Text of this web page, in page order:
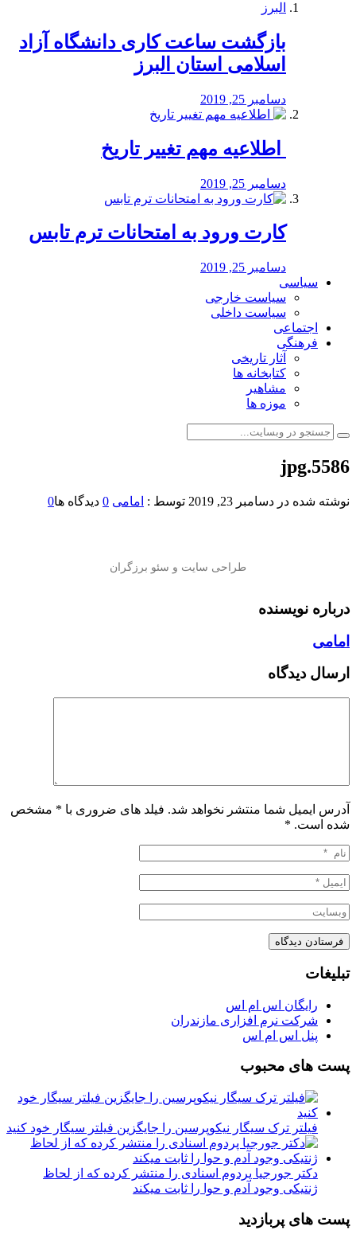
بازگشت ساعت کاری دانشگاه آزاد
اسلامی استان البرز
دسامبر 25, 2019
️ اطلاعیه مهم تغییر تاریخ
دسامبر 25, 2019
کارت ورود به امتحانات ترم تابس
دسامبر 25, 2019
سیاسی
سیاست خارجی
سیاست داخلی
اجتماعی
فرهنگی
آثار تاریخی
کتابخانه ها
مشاهیر
موزه ها
5586.jpg
نوشته شده در دسامبر 23, 2019 توسط : امامی 0 دیدگاه ها0
درباره نویسنده
امامی
ارسال دیدگاه
آدرس ایمیل شما منتشر نخواهد شد. فیلد های ضروری با * مشخص
شده است. *
تبلیغات
رایگان اس ام اس
شرکت نرم افزاری مازندران
پنل اس ام اس
پست های محبوب
فیلتر ترک سیگار نیکوپرسین را جایگزین فیلتر سیگار خود کنید
دکتر جورجیا پردوم اسنادی را منتشر کرده که از لحاظ
ژنتیکی وجود آدم و حوا را ثابت میکند
پست های پربازدید